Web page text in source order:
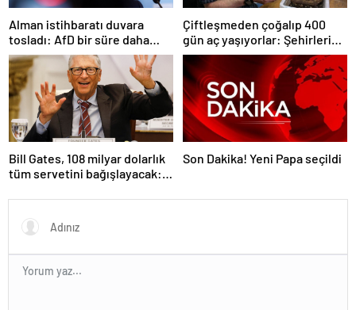
Alman istihbaratı duvara
tosladı: AfD bir süre daha
‘aşırı sağcı örgüt’ değil
Çiftleşmeden çoğalıp 400
gün aç yaşıyorlar: Şehirleri
ele geçiriyorlar
Bill Gates, 108 milyar dolarlık
tüm servetini bağışlayacak:
Son Dakika! Yeni Papa seçildi